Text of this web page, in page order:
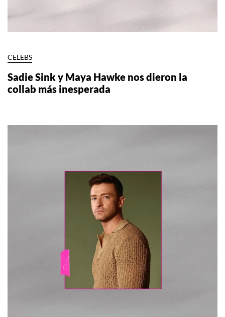
CELEBS
Sadie Sink y Maya Hawke nos dieron la
collab más inesperada